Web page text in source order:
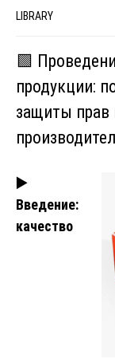
LIBRARY
🟩
продукции:
защиты прав
▶️
Введение:
качество